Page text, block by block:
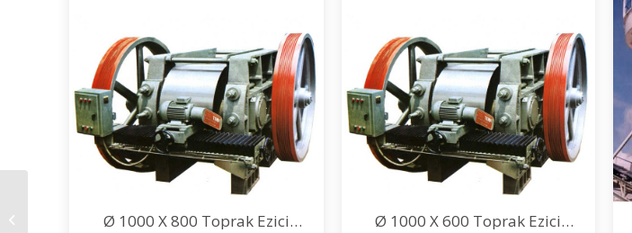
Ø 1000 X 800 Toprak Ezici Ø 1000 X 600 Toprak Ezici